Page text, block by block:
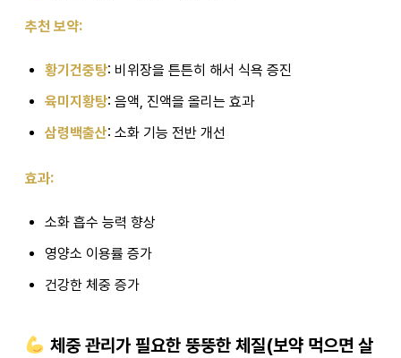
추천 보약:
황기건중탕: 비위장을 튼튼히 해서 식욕 증진
육미지황탕: 음액, 진액을 올리는 효과
삼령백출산: 소화 기능 전반 개선
효과:
소화 흡수 능력 향상
영양소 이용률 증가
건강한 체중 증가
체중 관리가 필요한 뚱뚱한 체질(보약 먹으면 살